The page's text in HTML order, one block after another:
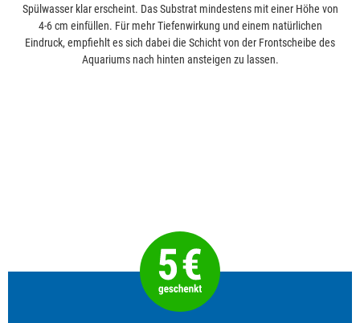
Spülwasser klar erscheint. Das Substrat mindestens mit einer Höhe von
4-6 cm einfüllen. Für mehr Tiefenwirkung und einem natürlichen
Eindruck, empfiehlt es sich dabei die Schicht von der Frontscheibe des
Aquariums nach hinten ansteigen zu lassen.